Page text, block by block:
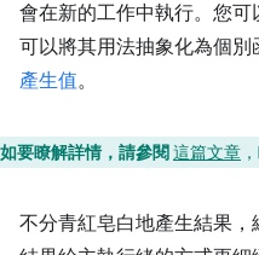
會在新的工作中執行。您可
可以將其用法抽象化為個別
產生值。
如要瞭解詳情，請參閱這篇文章
不分青紅皂白地產生結果